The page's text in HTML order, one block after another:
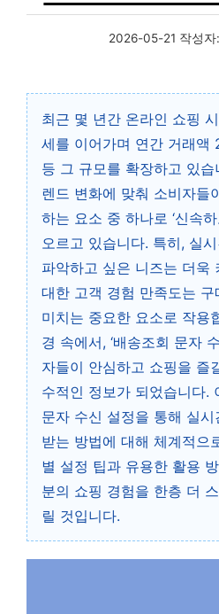
2026-05-21 작성자:
최근 몇 년간 온라인 쇼핑
세를 이어가며 연간 거래액
등 그 규모를 확장하고 있
렌드 변화에 맞춰 소비자들
하는 요소 중 하나로 ‘신속
오르고 있습니다. 특히, 실
파악하고 싶은 니즈는 더욱
대한 고객 경험 만족도는
미치는 중요한 요소로 작용
경 속에서, ‘배송조회 문자
자들이 안심하고 쇼핑을 즐
수적인 정보가 되었습니다.
문자 수신 설정을 통해 실
받는 방법에 대해 체계적으
별 설정 팁과 유용한 활용
분의 쇼핑 경험을 한층 더
릴 것입니다.